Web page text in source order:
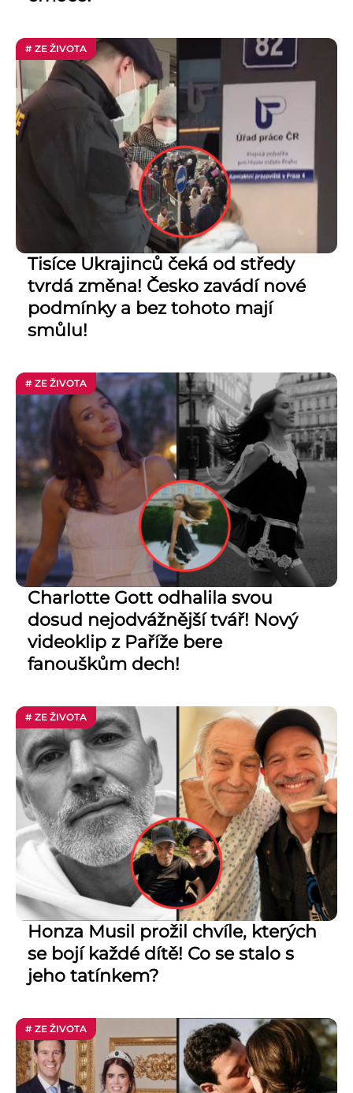
# ZE ŽIVOTA
Tisíce Ukrajinců čeká od středy
tvrdá změna! Česko zavádí nové
podmínky a bez tohoto mají
smůlu!
# ZE ŽIVOTA
Charlotte Gott odhalila svou
dosud nejodvážnější tvář! Nový
videoklip z Paříže bere
fanouškům dech!
# ZE ŽIVOTA
Honza Musil prožil chvíle, kterých
se bojí každé dítě! Co se stalo s
jeho tatínkem?
# ZE ŽIVOTA